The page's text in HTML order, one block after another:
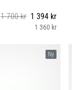
1 700 kr 1 394 kr
1 360 kr
Ny